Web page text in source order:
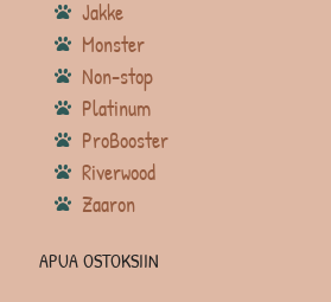
Jakke
Monster
Non-stop
Platinum
ProBooster
Riverwood
Zaaron
APUA OSTOKSIIN